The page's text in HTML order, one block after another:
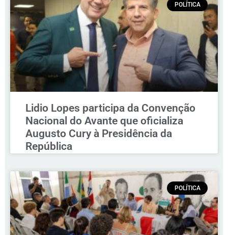
POLÍTICA
Lidio Lopes participa da Convenção
Nacional do Avante que oficializa
Augusto Cury à Presidência da
República
POLÍTICA